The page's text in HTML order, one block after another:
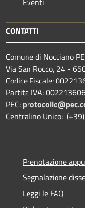
Eventi
CONTATTI
Comune di Nocciano PE
Via San Rocco, 24 -
Codice Fiscale:
Partita IVA:
PEC:
Centralino Unico:
Prenotazione
Segnalazione
Leggi le FAQ